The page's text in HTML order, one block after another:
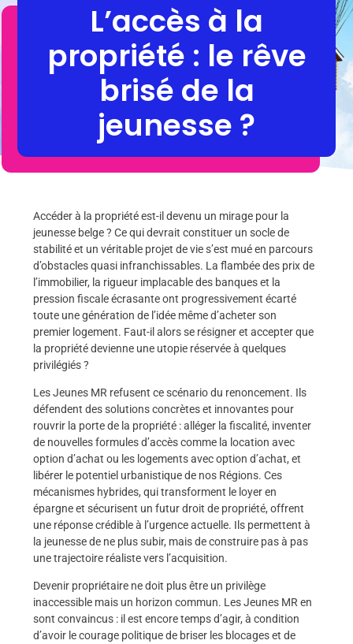
L’accès à la
propriété : le rêve
brisé de la
jeunesse ?
Accéder à la propriété est-il devenu un mirage pour la
jeunesse belge ? Ce qui devrait constituer un socle de
stabilité et un véritable projet de vie s’est mué en parcours
d’obstacles quasi infranchissables. La flambée des prix de
l’immobilier, la rigueur implacable des banques et la
pression fiscale écrasante ont progressivement écarté
toute une génération de l’idée même d’acheter son
premier logement. Faut-il alors se résigner et accepter que
la propriété devienne une utopie réservée à quelques
privilégiés ?
Les Jeunes MR refusent ce scénario du renoncement. Ils
défendent des solutions concrètes et innovantes pour
rouvrir la porte de la propriété : alléger la fiscalité, inventer
de nouvelles formules d’accès comme la location avec
option d’achat ou les logements avec option d’achat, et
libérer le potentiel urbanistique de nos Régions. Ces
mécanismes hybrides, qui transforment le loyer en
épargne et sécurisent un futur droit de propriété, offrent
une réponse crédible à l’urgence actuelle. Ils permettent à
la jeunesse de ne plus subir, mais de construire pas à pas
une trajectoire réaliste vers l’acquisition.
Devenir propriétaire ne doit plus être un privilège
inaccessible mais un horizon commun. Les Jeunes MR en
sont convaincus : il est encore temps d’agir, à condition
d’avoir le courage politique de briser les blocages et de